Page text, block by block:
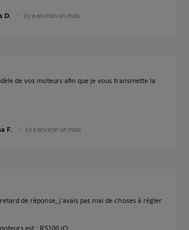
D. il y a environ un mois
de vos moteurs afin que je vous transmette la
F. il y a environ un mois
de réponse, j'avais pas mal de choses à régler
est : RS100 iO